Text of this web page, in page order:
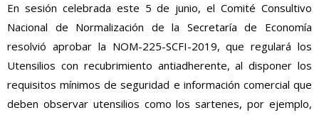
En sesión celebrada este 5 de junio, el Comité Consultivo
Nacional de Normalización de la Secretaría de Economía
resolvió aprobar la NOM-225-SCFI-2019, que regulará los
Utensilios con recubrimiento antiadherente, al disponer los
requisitos mínimos de seguridad e información comercial que
deben observar utensilios como los sartenes, por ejemplo,